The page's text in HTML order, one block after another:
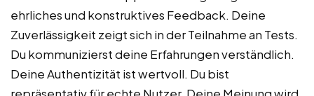
ehrliches und konstruktives Feedback. Deine
Zuverlässigkeit zeigt sich in der Teilnahme an Tests.
Du kommunizierst deine Erfahrungen verständlich.
Deine Authentizität ist wertvoll. Du bist